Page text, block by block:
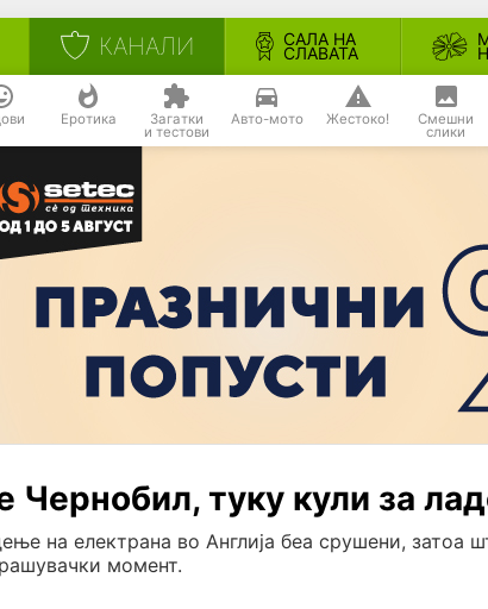
КАНАЛИ САЛА НА
СЛАВАТА
Еротика Загатки
и тестови
Авто-мото Жестоко! Смешни
слики
Чернобил, туку кули за
на електрана во Англија беа срушени, затоа
момент.